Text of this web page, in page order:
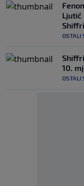
Ljutić
OSTALI
10.
OSTALI